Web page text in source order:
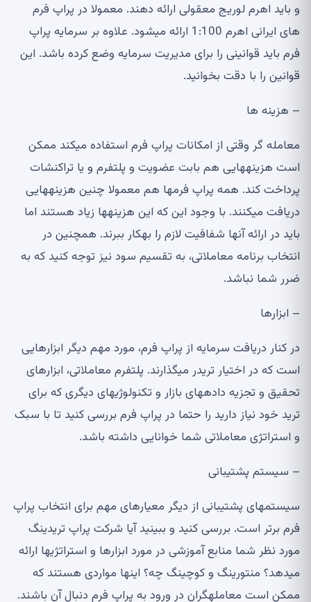
و باید اهرم لوریج معقولی ارائه دهند. معمولا در پراپ فرم
های ایرانی اهرم
ارائه میشود. علاوه بر سرمایه پراپ
فرم باید قوانینی را برای مدیریت سرمایه وضع کرده باشد. این
قوانین را با دقت بخوانید.
– هزینه ها
معامله گر وقتی از امکانات پراپ فرم استفاده میکند ممکن
است هزینههایی هم بابت عضویت و پلتفرم و یا تراکنشات
پرداخت کند. همه پراپ فرمها هم معمولا چنین هزینههایی
دریافت میکنند. با وجود این که این هزینهها زیاد هستند اما
باید در ارائه آنها شفافیت لازم را بهکار ببرند. همچنین در
انتخاب برنامه معاملاتی، به تقسیم سود نیز توجه کنید که به
ضرر شما نباشد.
– ابزارها
در کنار دریافت سرمایه از پراپ فرم، مورد مهم دیگر ابزارهایی
است که در اختیار تریدر میگذارند. پلتفرم معاملاتی، ابزارهای
تحقیق و تجزیه دادههای بازار و تکنولوژیهای دیگری که برای
ترید خود نیاز دارید را حتما در پراپ فرم بررسی کنید تا با سبک
و استراتژی معاملاتی شما خوانایی داشته باشد.
– سیستم پشتیبانی
سیستمهای پشتیبانی از دیگر معیارهای مهم برای انتخاب پراپ
فرم برتر است. بررسی کنید و ببینید آیا شرکت پراپ تریدینگ
مورد نظر شما منابع آموزشی در مورد ابزارها و استراتژیها ارائه
میدهد؟ منتورینگ و کوچینگ چه؟ اینها مواردی هستند که
ممکن است معاملهگران در ورود به پراپ فرم دنبال آن باشند.